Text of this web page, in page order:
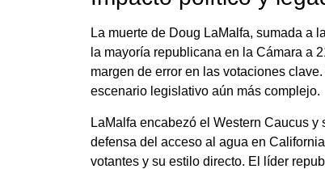
La muerte de Doug LaMalfa, sumada a
la mayoría republicana en la Cámara a
margen de error en las votaciones
escenario legislativo aún más complejo.
LaMalfa encabezó el Western Caucus
defensa del acceso al agua en
votantes y su estilo directo. El líder